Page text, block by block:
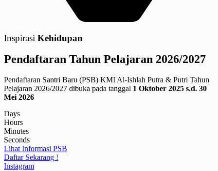
Inspirasi Kehidupan
Pendaftaran Tahun Pelajaran 2026/2027
Pendaftaran Santri Baru (PSB) KMI Al-Ishlah Putra & Putri Tahun
Pelajaran 2026/2027 dibuka pada tanggal 1 Oktober 2025 s.d. 30
Mei 2026
Days
Hours
Minutes
Seconds
Lihat Informasi PSB
Daftar Sekarang !
Instagram